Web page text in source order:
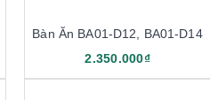
Bàn Ăn BA01-D12, BA01-D14
2.350.000₫